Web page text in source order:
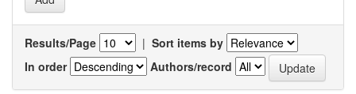
Results/Page | Sort items by
In order
Authors/record